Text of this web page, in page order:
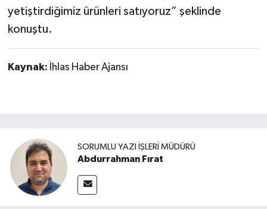
yetiştirdiğimiz ürünleri satıyoruz” şeklinde
konuştu.
Kaynak: İhlas Haber Ajansı
SORUMLU YAZI İŞLERI MÜDÜRÜ
Abdurrahman Fırat